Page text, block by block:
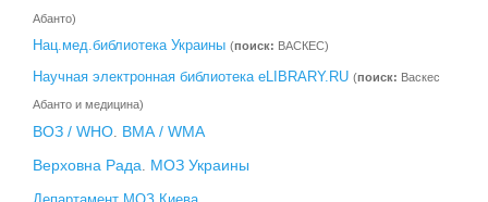
Абанто)
Нац.мед.библиотека Украины (поиск: ВАСКЕС)
Научная электронная библиотека eLIBRARY.RU (поиск: Васкес
Абанто и медицина)
ВОЗ / WHO ВМА / WMA
Верховна Рада
МОЗ Украины